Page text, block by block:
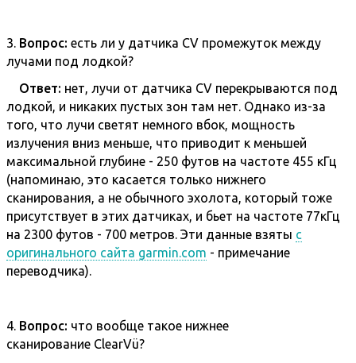
3. Вопрос: есть ли у датчика CV промежуток между
лучами под лодкой?
Ответ: нет, лучи от датчика CV перекрываются под
лодкой, и никаких пустых зон там нет. Однако из-за
того, что лучи светят немного вбок, мощность
излучения вниз меньше, что приводит к меньшей
максимальной глубине - 250 футов на частоте 455 кГц
(напоминаю, это касается только нижнего
сканирования, а не обычного эхолота, который тоже
присутствует в этих датчиках, и бьет на частоте 77кГц
на 2300 футов - 700 метров. Эти данные взяты с
оригинального сайта garmin.com - примечание
переводчика).
4. Вопрос: что вообще такое нижнее
сканирование ClearVü?